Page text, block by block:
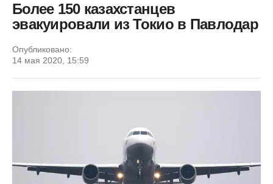
Более 150 казахстанцев
эвакуировали из Токио в Павлодар
Опубликовано:
14 мая 2020, 15:59